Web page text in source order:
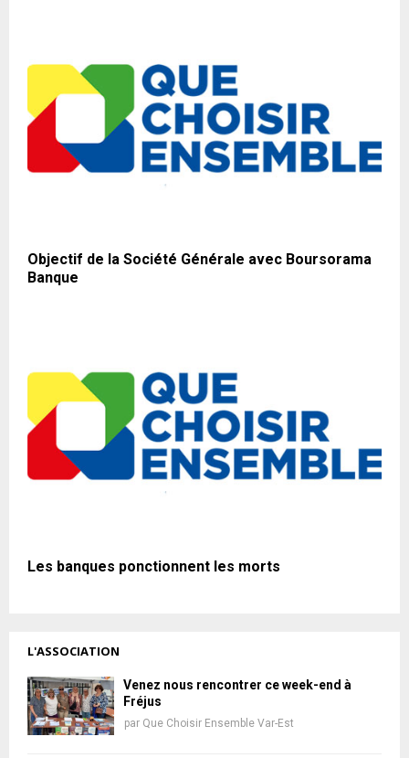
Objectif de la Société Générale avec Boursorama
Banque
Les banques ponctionnent les morts
L'ASSOCIATION
Venez nous rencontrer ce week-end à
Fréjus
par Que Choisir Ensemble Var-Est